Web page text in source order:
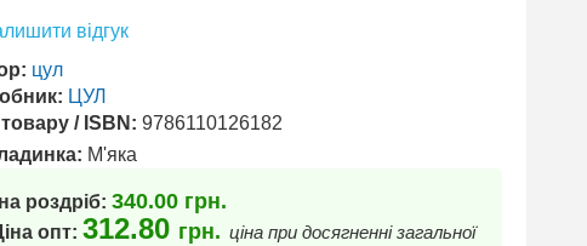
відгук
цул
ЦУЛ
/ ISBN: 9786110126182
М'яка
роздріб: 340.00 грн.
опт: 312.80 грн. ціна при досягненні загальної